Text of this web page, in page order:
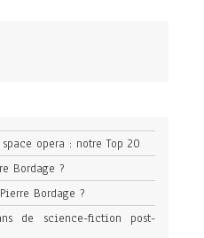
opera : notre Top 20
Bordage ?
Bordage ?
de science-fiction post-